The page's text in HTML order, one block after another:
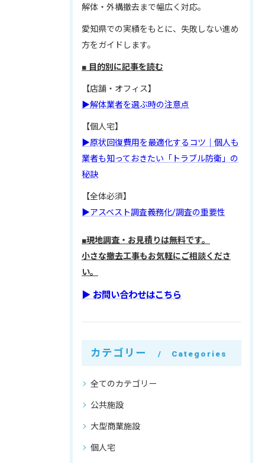
解体・外構撤去まで幅広く対応。
愛知県での実績をもとに、失敗しない進め
方をガイドします。
■ 目的別に記事を読む
【店舗・オフィス】
▶解体業者を選ぶ時の注意点
【個人宅】
▶原状回復費用を最適化するコツ｜個人も
業者も知っておきたい「トラブル防衛」の
秘訣
【全体必須】
▶アスベスト調査義務化/調査の重要性
■現地調査・お見積りは無料です。
小さな撤去工事もお気軽にご相談くださ
い。
▶︎ お問い合わせはこちら
カテゴリー Categories
全てのカテゴリー
公共施設
大型商業施設
個人宅